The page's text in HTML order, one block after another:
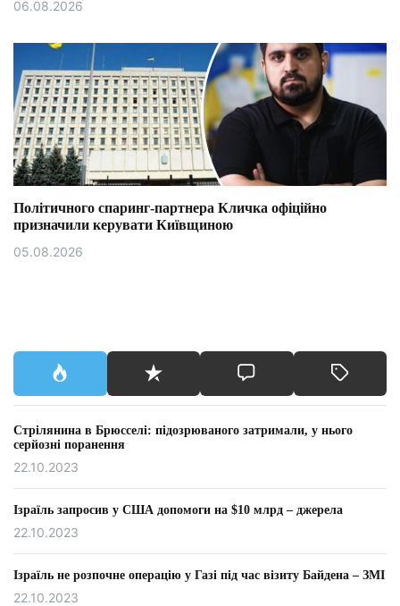
06.08.2026
Політичного спаринг-партнера Кличка офіційно
призначили керувати Київщиною
05.08.2026
Стрілянина в Брюсселі: підозрюваного затримали, у нього
серйозні поранення
22.10.2023
Ізраїль запросив у США допомоги на $10 млрд – джерела
22.10.2023
Ізраїль не розпочне операцію у Газі під час візиту Байдена – ЗМІ
22.10.2023